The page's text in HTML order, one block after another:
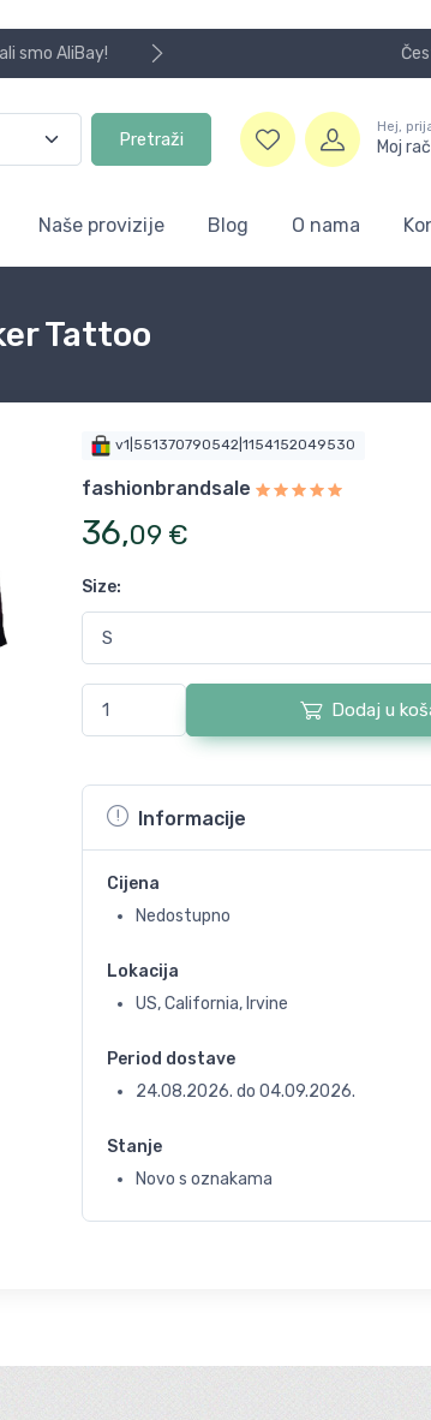
smo AliBay!
Pretraži
Hej,
Moj
Naše provizije Blog O nama
Tattoo
v1|551370790542|1154152049530
fashionbrandsale
36,09 €
Size:
Dodaj u
Informacije
Cijena
Nedostupno
Lokacija
US, California, Irvine
Period dostave
24.08.2026. do 04.09.2026.
Stanje
Novo s oznakama